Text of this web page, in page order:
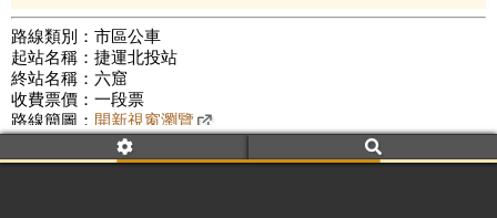
路線類別：市區公車
起站名稱：捷運北投站
終站名稱：六窟
收費票價：一段票
路線簡圖： 開新視窗瀏覽
附屬名稱：小25
公車數量: 累計8899、上線7719